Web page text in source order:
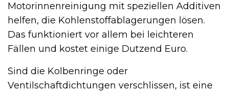
Motorinnenreinigung mit speziellen Additiven
helfen, die Kohlenstoffablagerungen lösen.
Das funktioniert vor allem bei leichteren
Fällen und kostet einige Dutzend Euro.
Sind die Kolbenringe oder
Ventilschaftdichtungen verschlissen, ist eine